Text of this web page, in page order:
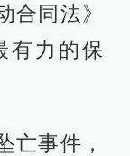
合同法》
有力的保
亡事件，